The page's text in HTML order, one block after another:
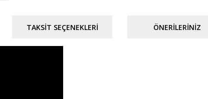
TAKSIT SEÇENEKLERI ÖNERILERINIZ